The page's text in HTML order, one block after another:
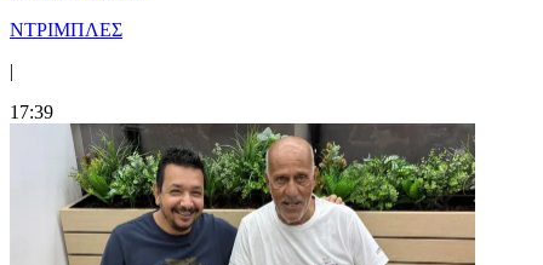
ΝΤΡΙΜΠΛΕΣ
|
17:39